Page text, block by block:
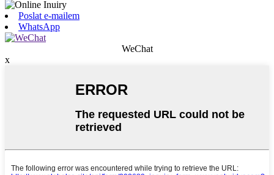
Poslat e-mailem
WhatsApp
WeChat
x